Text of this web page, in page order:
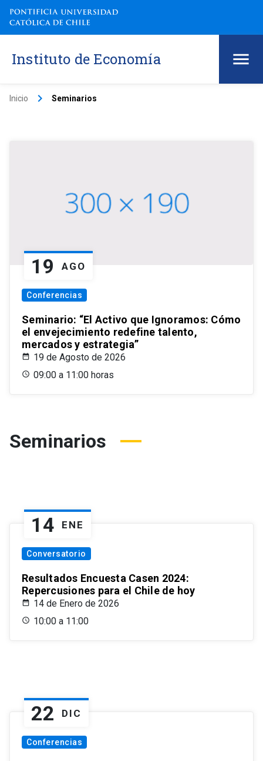
Instituto de Economía
Inicio keyboard_arrow_right Seminarios
19 AGO
Conferencias
Seminario: “El Activo que Ignoramos: Cómo
el envejecimiento redefine talento,
mercados y estrategia”
19 de Agosto de 2026
09:00 a 11:00 horas
Seminarios
14 ENE
Conversatorio
Resultados Encuesta Casen 2024:
Repercusiones para el Chile de hoy
14 de Enero de 2026
10:00 a 11:00
22 DIC
Conferencias